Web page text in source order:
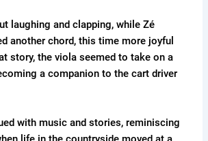
laughing and clapping, while Zé
another chord, this time more joyful
story, the viola seemed to take on a
a companion to the cart driver
with music and stories, reminiscing